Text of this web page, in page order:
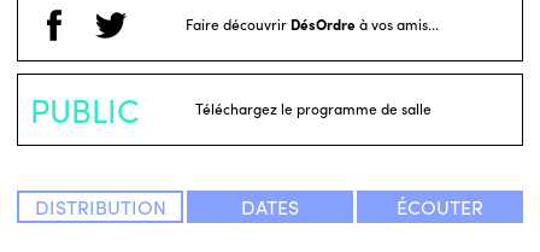
Faire découvrir DésOrdreà vos amis...
PUBLIC Téléchargez le programme de salle
DISTRIBUTION DATES ÉCOUTER